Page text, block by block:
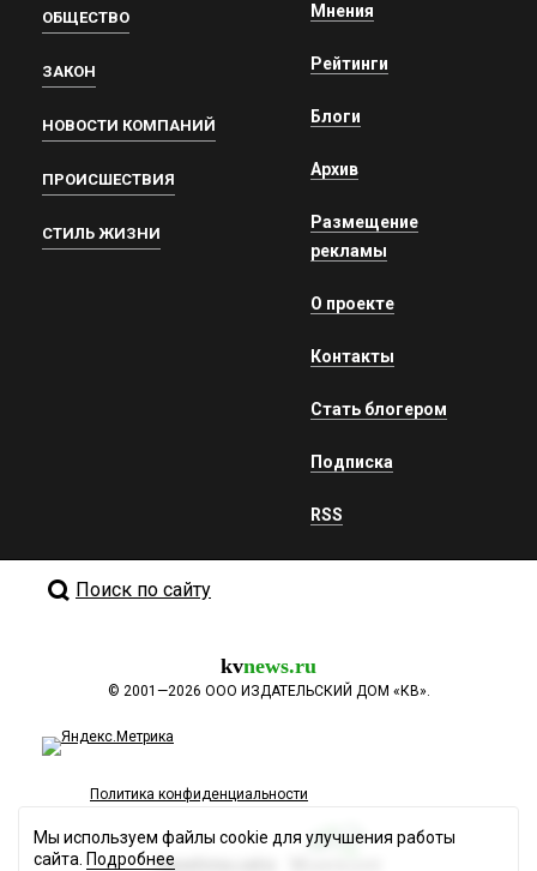
ОБЩЕСТВО
ЗАКОН
НОВОСТИ КОМПАНИЙ
ПРОИСШЕСТВИЯ
СТИЛЬ ЖИЗНИ
Мнения
Рейтинги
Блоги
Архив
Размещение
рекламы
О проекте
Контакты
Стать блогером
Подписка
RSS
Поиск по сайту
kvnews.ru
© 2001—2026 ООО ИЗДАТЕЛЬСКИЙ ДОМ «КВ».
Политика конфиденциальности
Разработка сайта
Мы используем файлы cookie для улучшения работы
сайта. Подробнее